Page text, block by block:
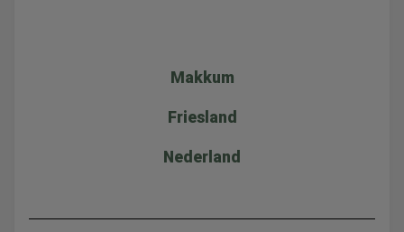
Makkum
Friesland
Nederland